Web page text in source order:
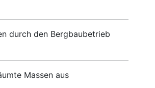
durch den Bergbaubetrieb
Massen aus